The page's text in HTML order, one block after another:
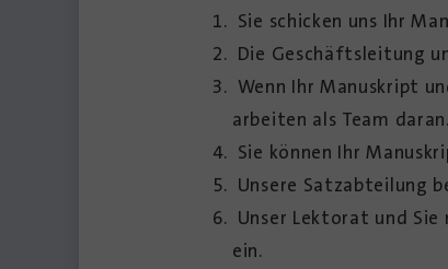
Sie schicken uns Ihr
Die Geschäftsleitung
Wenn Ihr Manuskript
arbeiten als Team daran.
Sie können Ihr
Unsere Satzabteilung
Unser Lektorat und
ein.